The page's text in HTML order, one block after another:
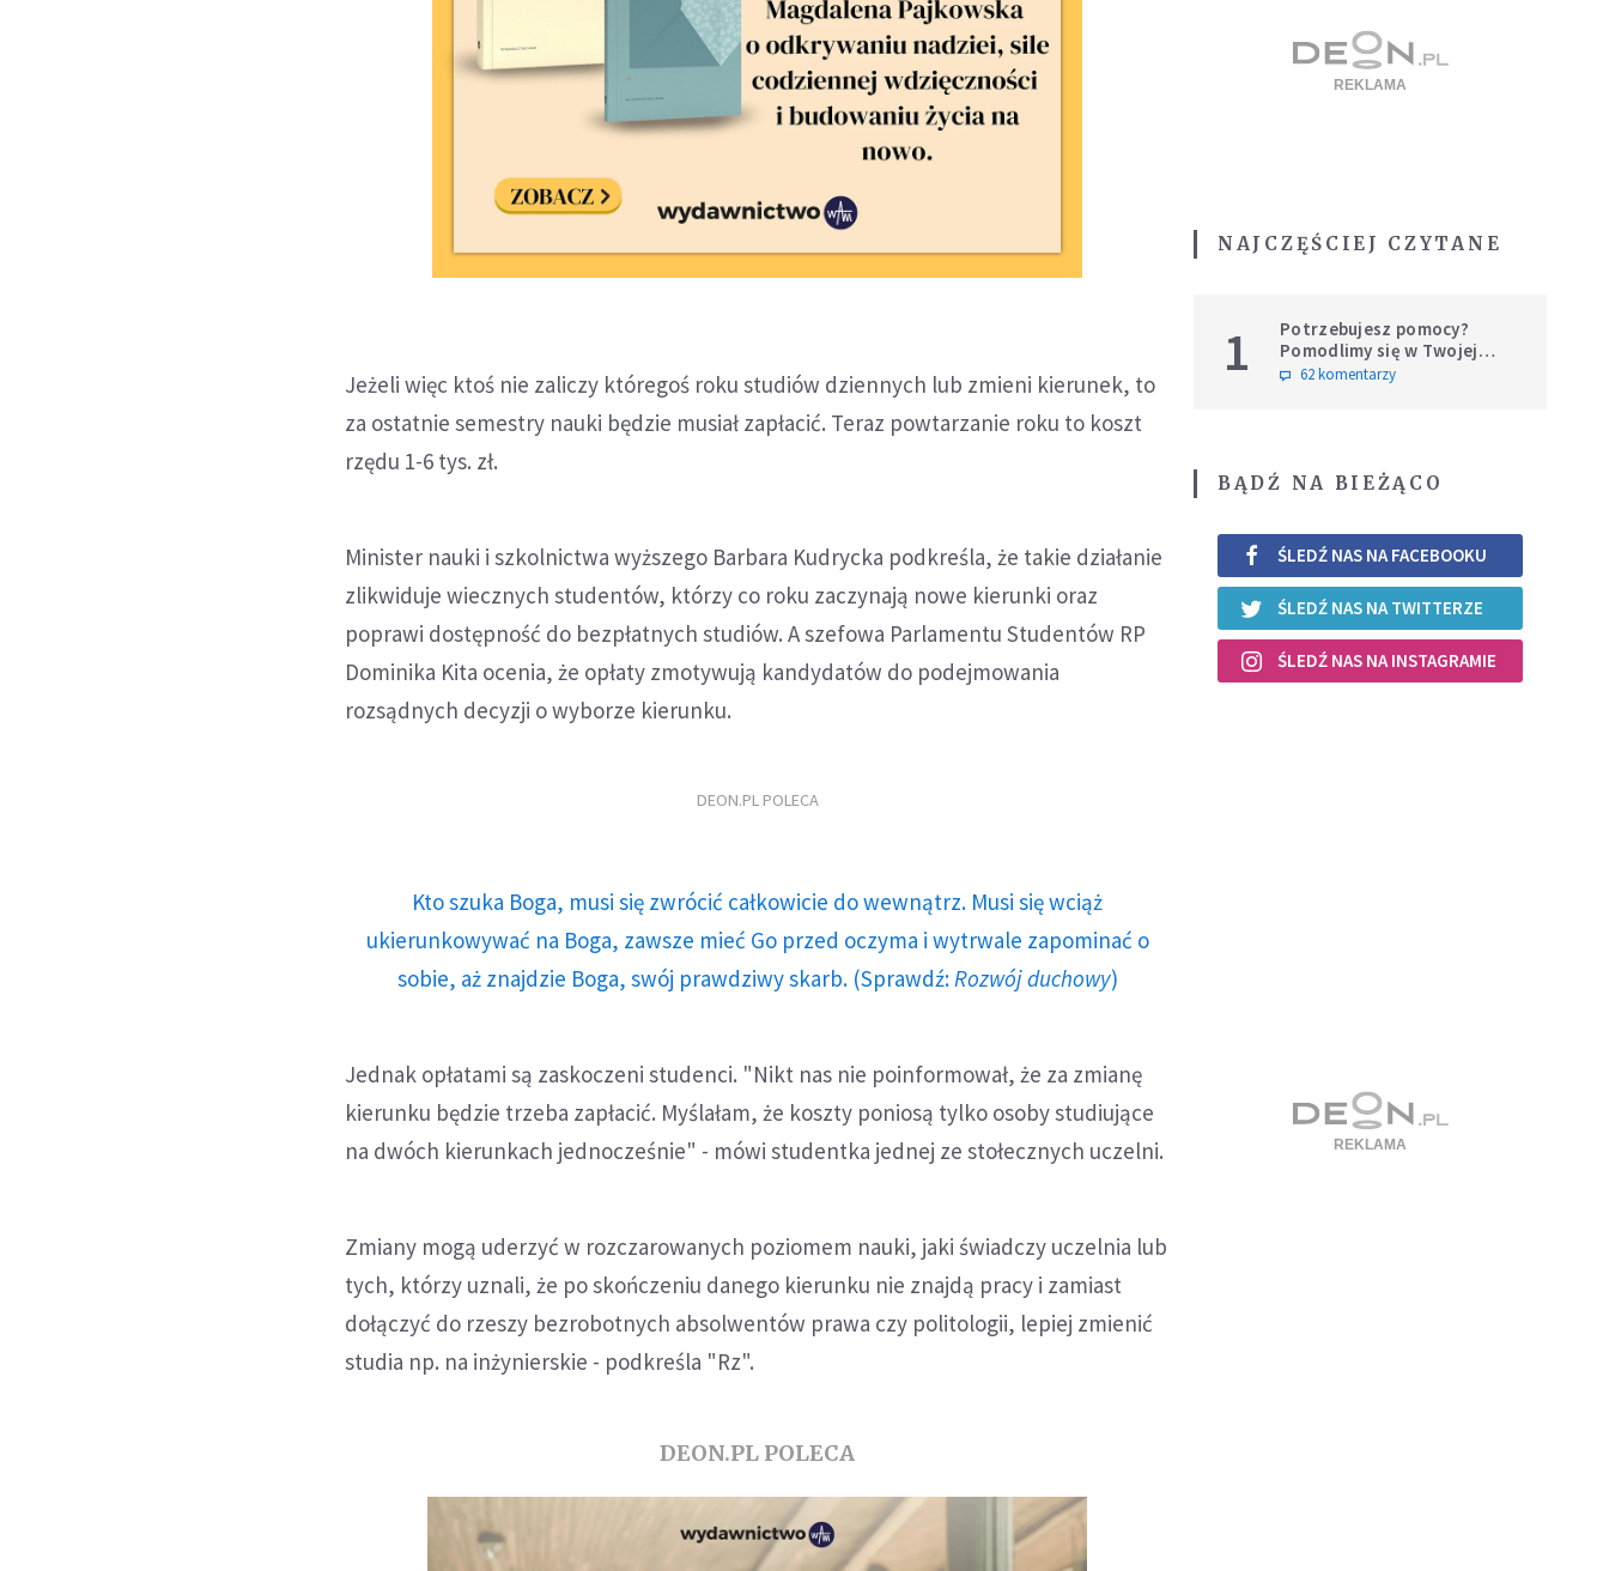
Jeżeli więc ktoś nie zaliczy któregoś roku studiów dziennych lub zmieni kierunek, to
za ostatnie semestry nauki będzie musiał zapłacić. Teraz powtarzanie roku to koszt
rzędu 1-6 tys. zł.
Minister nauki i szkolnictwa wyższego Barbara Kudrycka podkreśla, że takie działanie
zlikwiduje wiecznych studentów, którzy co roku zaczynają nowe kierunki oraz
poprawi dostępność do bezpłatnych studiów. A szefowa Parlamentu Studentów RP
Dominika Kita ocenia, że opłaty zmotywują kandydatów do podejmowania
rozsądnych decyzji o wyborze kierunku.
DEON.PL POLECA
Kto szuka Boga, musi się zwrócić całkowicie do wewnątrz. Musi się wciąż
ukierunkowywać na Boga, zawsze mieć Go przed oczyma i wytrwale zapominać o
sobie, aż znajdzie Boga, swój prawdziwy skarb. (Sprawdź:Rozwój duchowy)
Jednak opłatami są zaskoczeni studenci. "Nikt nas nie poinformował, że za zmianę
kierunku będzie trzeba zapłacić. Myślałam, że koszty poniosą tylko osoby studiujące
na dwóch kierunkach jednocześnie" - mówi studentka jednej ze stołecznych uczelni.
Zmiany mogą uderzyć w rozczarowanych poziomem nauki, jaki świadczy uczelnia lub
tych, którzy uznali, że po skończeniu danego kierunku nie znajdą pracy i zamiast
dołączyć do rzeszy bezrobotnych absolwentów prawa czy politologii, lepiej zmienić
studia np. na inżynierskie - podkreśla "Rz".
DEON.PL POLECA
NAJCZĘŚCIEJ CZYTANE
1
Potrzebujesz pomocy?
Pomodlimy się w Twojej
intencji
62 komentarzy
BĄDŹ NA BIEŻĄCO
ŚLEDŹ NAS NA FACEBOOKU
ŚLEDŹ NAS NA TWITTERZE
ŚLEDŹ NAS NA INSTAGRAMIE